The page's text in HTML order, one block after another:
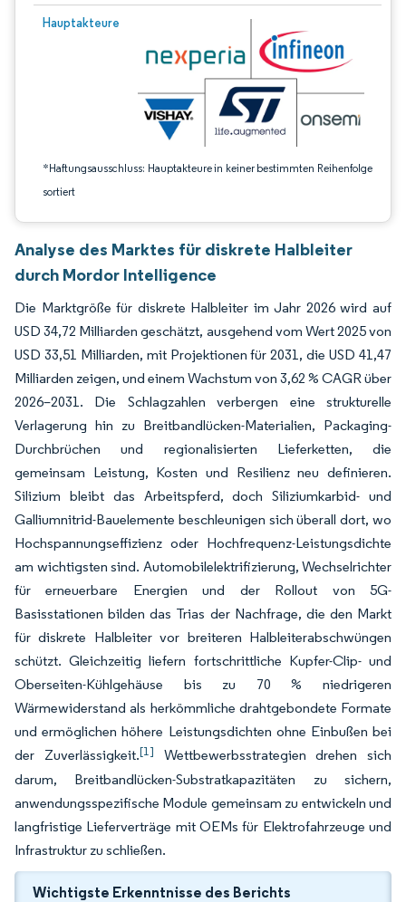
Hauptakteure
*Haftungsausschluss: Hauptakteure in keiner bestimmten Reihenfolge
sortiert
Bild © Mordor Intelligence. Wiederverwendung erfordert Namensnennung
Analyse des Marktes für diskrete Halbleiter
durch Mordor Intelligence
Die Marktgröße für diskrete Halbleiter im Jahr 2026 wird auf
USD 34,72 Milliarden geschätzt, ausgehend vom Wert 2025 von
USD 33,51 Milliarden, mit Projektionen für 2031, die USD 41,47
Milliarden zeigen, und einem Wachstum von 3,62 % CAGR über
2026–2031. Die Schlagzahlen verbergen eine strukturelle
Verlagerung hin zu Breitbandlücken-Materialien, Packaging-
Durchbrüchen und regionalisierten Lieferketten, die
gemeinsam Leistung, Kosten und Resilienz neu definieren.
Silizium bleibt das Arbeitspferd, doch Siliziumkarbid- und
Galliumnitrid-Bauelemente beschleunigen sich überall dort, wo
Hochspannungseffizienz oder Hochfrequenz-Leistungsdichte
am wichtigsten sind. Automobilelektrifizierung, Wechselrichter
für erneuerbare Energien und der Rollout von 5G-
Basisstationen bilden das Trias der Nachfrage, die den Markt
für diskrete Halbleiter vor breiteren Halbleiterabschwüngen
schützt. Gleichzeitig liefern fortschrittliche Kupfer-Clip- und
Oberseiten-Kühlgehäuse bis zu 70 % niedrigeren
Wärmewiderstand als herkömmliche drahtgebondete Formate
und ermöglichen höhere Leistungsdichten ohne Einbußen bei
der Zuverlässigkeit.[1]
Wettbewerbsstrategien drehen sich
darum, Breitbandlücken-Substratkapazitäten zu sichern,
anwendungsspezifische Module gemeinsam zu entwickeln und
langfristige Lieferverträge mit OEMs für Elektrofahrzeuge und
Infrastruktur zu schließen.
Wichtigste Erkenntnisse des Berichts